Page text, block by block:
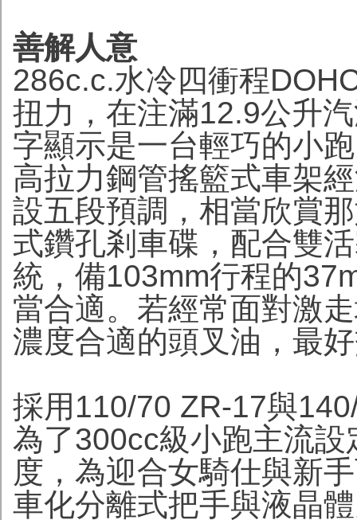
善解人意
286c.c.水冷四衝程
扭力，在注滿12.9公升
字顯示是一台輕巧的小
高拉力鋼管搖籃式車架
設五段預調，相當欣賞
式鑽孔剎車碟，配合雙
統，備103mm行程的
當合適。若經常面對激
濃度合適的頭叉油，最
採用110/70 ZR-17與
為了300cc級小跑主流
度，為迎合女騎仕與新
車化分離式把手與液晶